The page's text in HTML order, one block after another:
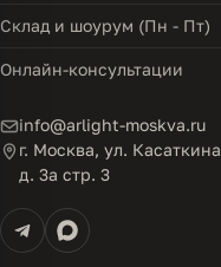
Склад и шоурум (Пн - Пт)
Онлайн-консультации
info@arlight-moskva.ru
г. Москва, ул. Касаткина
д. 3а стр. 3